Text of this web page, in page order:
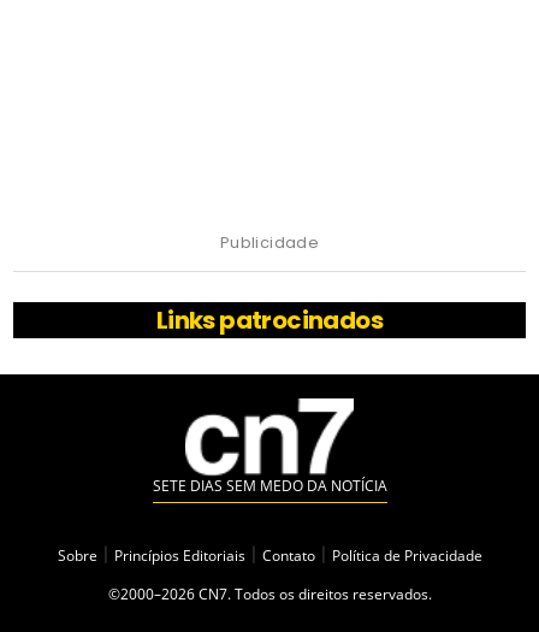
Publicidade
Links patrocinados
SETE DIAS SEM MEDO DA NOTÍCIA
Sobre Princípios Editoriais Contato
Política de Privacidade
©2000–2026 CN7. Todos os direitos reservados.